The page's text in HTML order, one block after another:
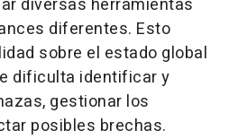
diversas herramientas
diferentes. Esto
sobre el estado global
dificulta identificar y
gestionar los
posibles brechas.